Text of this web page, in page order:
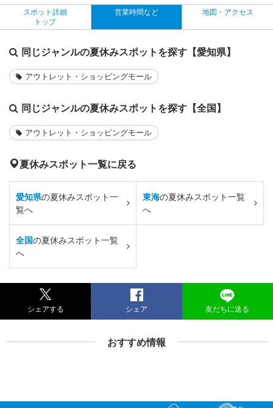
スポット詳細
トップ
営業時間など 地図・アクセス
同じジャンルの夏休みスポットを探す【愛知県】
アウトレット・ショッピングモール
同じジャンルの夏休みスポットを探す【全国】
アウトレット・ショッピングモール
夏休みスポット一覧に戻る
愛知県の夏休みスポット一
覧へ
東海の夏休みスポット一覧
へ
全国の夏休みスポット一覧
へ
シェアする シェア 友だちに送る
おすすめ情報